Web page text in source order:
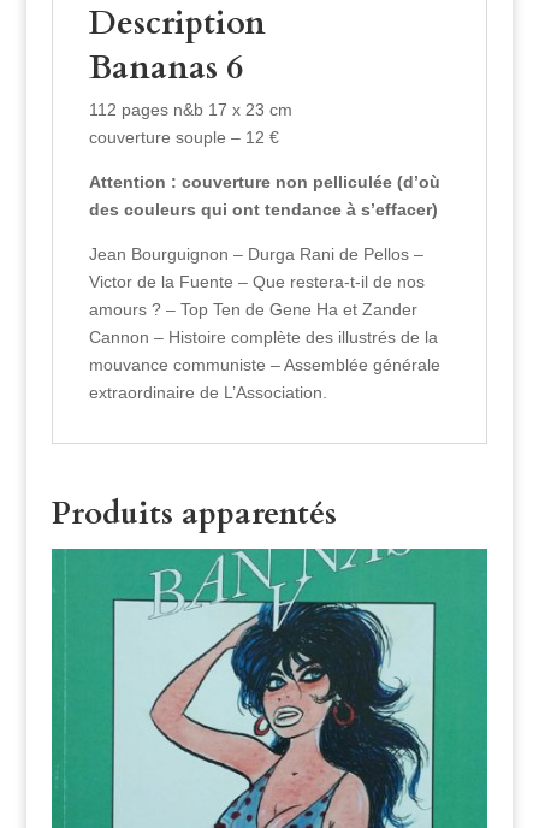
Description
Bananas 6
112 pages n&b 17 x 23 cm
couverture souple – 12 €
Attention : couverture non pelliculée (d’où
des couleurs qui ont tendance à s’effacer)
Jean Bourguignon – Durga Rani de Pellos –
Victor de la Fuente – Que restera-t-il de nos
amours ? – Top Ten de Gene Ha et Zander
Cannon – Histoire complète des illustrés de la
mouvance communiste – Assemblée générale
extraordinaire de L’Association.
Produits apparentés